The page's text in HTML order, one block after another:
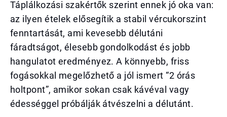
Táplálkozási szakértők szerint ennek jó oka van:
az ilyen ételek elősegítik a stabil vércukorszint
fenntartását, ami kevesebb délutáni
fáradtságot, élesebb gondolkodást és jobb
hangulatot eredményez. A könnyebb, friss
fogásokkal megelőzhető a jól ismert “2 órás
holtpont”, amikor sokan csak kávéval vagy
édességgel próbálják átvészelni a délutánt.